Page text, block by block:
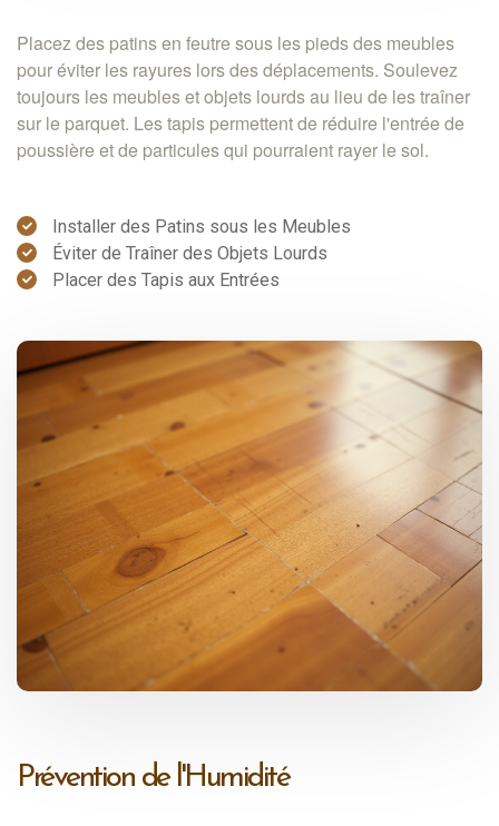
Placez des patins en feutre sous les pieds des meubles
pour éviter les rayures lors des déplacements. Soulevez
toujours les meubles et objets lourds au lieu de les traîner
sur le parquet. Les tapis permettent de réduire l'entrée de
poussière et de particules qui pourraient rayer le sol.
Installer des Patins sous les Meubles
Éviter de Traîner des Objets Lourds
Placer des Tapis aux Entrées
Prévention de l'Humidité